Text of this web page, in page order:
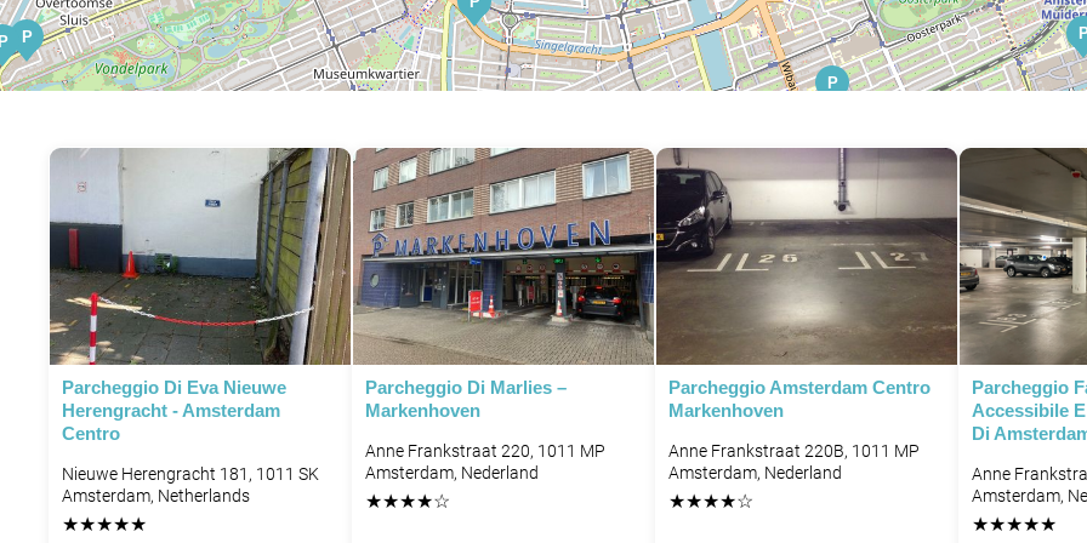
P
PP
P
P
P
P
P
P
P
P
P
P
Parcheggio Di Eva Nieuwe
Herengracht - Amsterdam
Centro
Nieuwe Herengracht 181, 1011 SK
Amsterdam, Netherlands
★★★★★
Parcheggio Di Marlies –
Markenhoven
Anne Frankstraat 220, 1011 MP
Amsterdam, Nederland
★★★★☆
Parcheggio Amsterdam Centro
Markenhoven
Anne Frankstraat 220B, 1011 MP
Amsterdam, Nederland
★★★★☆
Parcheggio
Accessibile
Di
Anne
Amsterdam,
★★★★★